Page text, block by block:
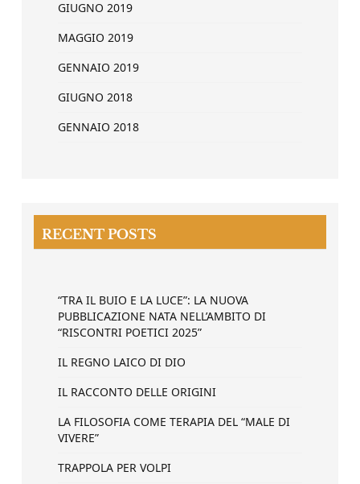
GIUGNO 2019
MAGGIO 2019
GENNAIO 2019
GIUGNO 2018
GENNAIO 2018
RECENT POSTS
“TRA IL BUIO E LA LUCE”: LA NUOVA
PUBBLICAZIONE NATA NELL’AMBITO DI
“RISCONTRI POETICI 2025”
IL REGNO LAICO DI DIO
IL RACCONTO DELLE ORIGINI
LA FILOSOFIA COME TERAPIA DEL “MALE DI
VIVERE”
TRAPPOLA PER VOLPI